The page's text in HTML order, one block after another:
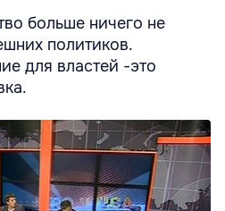
больше ничего не
политиков.
для властей -это